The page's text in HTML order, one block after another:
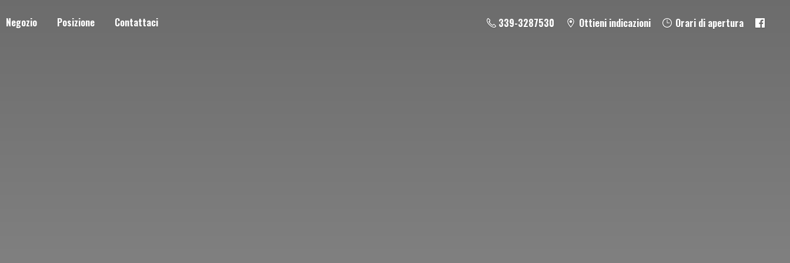
Negozio Posizione Contattaci 339-3287530 Ottieni indicazioni Orari di apertura